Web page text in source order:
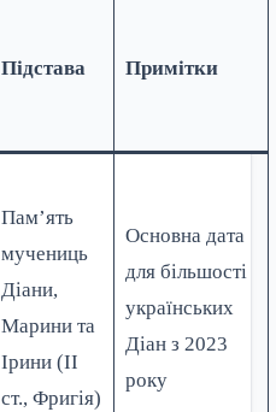
Підстава Примітки
Пам’ять
мучениць
Діани,
Марини та
Ірини (II
ст., Фригія)
Основна дата
для більшості
українських
Діан з 2023
року